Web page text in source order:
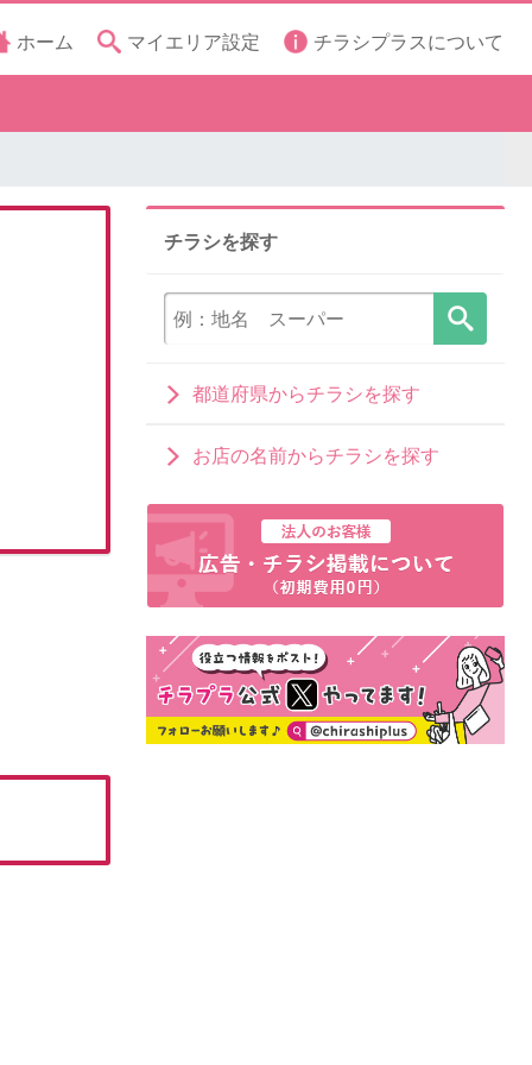
ホーム マイエリア設定 チラシプラスについて
チラシを探す
都道府県からチラシを探す
お店の名前からチラシを探す